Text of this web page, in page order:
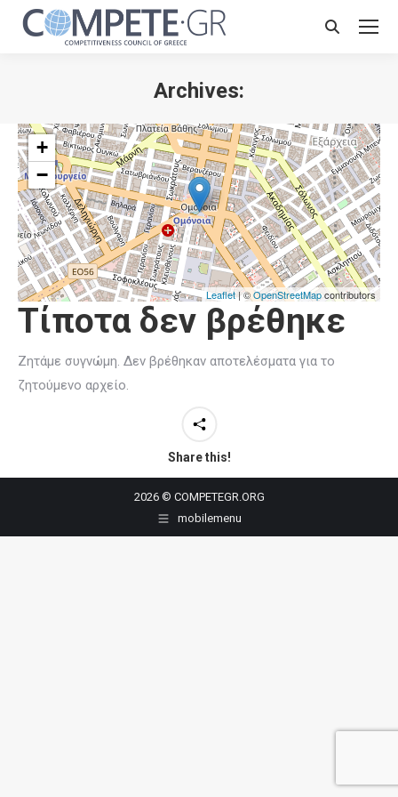
Search:
Archives:
+
−
Leaflet| ©OpenStreetMapcontributors
Τίποτα δεν βρέθηκε
Ζητάμε συγνώμη. Δεν βρέθηκαν αποτελέσματα για το
ζητούμενο αρχείο.
Share this!
2026 © COMPETEGR.ORG
mobilemenu